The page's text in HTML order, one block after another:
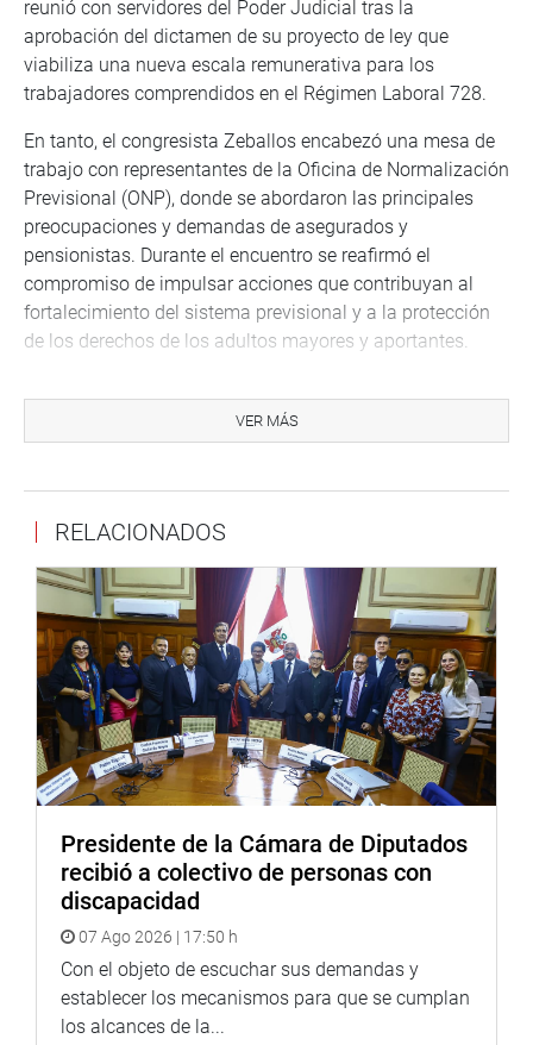
reunió con servidores del Poder Judicial tras la
aprobación del dictamen de su proyecto de ley que
viabiliza una nueva escala remunerativa para los
trabajadores comprendidos en el Régimen Laboral 728.
En tanto, el congresista Zeballos encabezó una mesa de
trabajo con representantes de la Oficina de Normalización
Previsional (ONP), donde se abordaron las principales
preocupaciones y demandas de asegurados y
pensionistas. Durante el encuentro se reafirmó el
compromiso de impulsar acciones que contribuyan al
fortalecimiento del sistema previsional y a la protección
de los derechos de los adultos mayores y aportantes.
Finalmente, la congresista Susel Paredes sostuvo una
reunión virtual con representantes de APDAYC, SONIEM y
inteligencia artificial en el ámbito artístico. En dicho
espacio destacó la necesidad de promover un marco
legal que proteja los derechos de los creadores y artistas,
garantizando al mismo tiempo el desarrollo tecnológico,
la innovación y la difusión cultural.
Estas acciones reflejan el compromiso de la Bancada
Bloque Democrático Popular con la representación
VER MÁS
RELACIONADOS
Presidente de la Cámara de Diputados
recibió a colectivo de personas con
discapacidad
07 Ago 2026 | 17:50 h
Con el objeto de escuchar sus demandas y
establecer los mecanismos para que se cumplan
los alcances de la...